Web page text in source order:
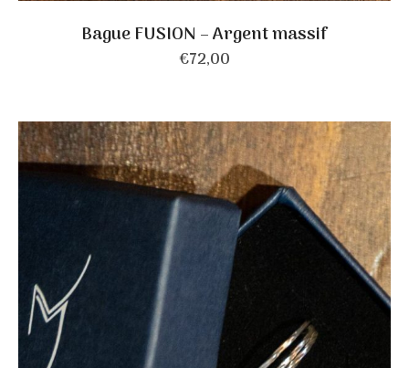
CHOIX DES OPTIONS
Bague FUSION – Argent massif
€72,00